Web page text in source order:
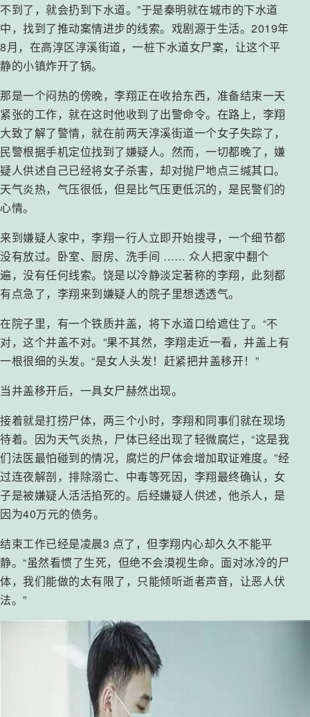
不到了，就会扔到下水道。”于是秦明就在城市的下水道
中，找到了推动案情进步的线索。戏剧源于生活。2019年
8月，在高淳区淳溪街道，一桩下水道女尸案，让这个平
静的小镇炸开了锅。
那是一个闷热的傍晚，李翔正在收拾东西，准备结束一天
紧张的工作，就在这时他收到了出警命令。在路上，李翔
大致了解了警情，就在前两天淳溪街道一个女子失踪了，
民警根据手机定位找到了嫌疑人。然而，一切都晚了，嫌
疑人供述自己已经将女子杀害，却对抛尸地点三缄其口。
天气炎热，气压很低，但是比气压更低沉的，是民警们的
心情。
来到嫌疑人家中，李翔一行人立即开始搜寻，一个细节都
没有放过。卧室、厨房、洗手间 …… 众人把家中翻个
遍，没有任何线索。饶是以冷静淡定著称的李翔，此刻都
有点急了，李翔来到嫌疑人的院子里想透透气。
在院子里，有一个铁质井盖，将下水道口给遮住了。“不
对，这个井盖不对。”果不其然，李翔走近一看，井盖上有
一根很细的头发。“是女人头发！赶紧把井盖移开！”
当井盖移开后，一具女尸赫然出现。
接着就是打捞尸体，两三个小时，李翔和同事们就在现场
待着。因为天气炎热，尸体已经出现了轻微腐烂，“这是我
们法医最怕碰到的情况，腐烂的尸体会增加取证难度。”经
过连夜解剖，排除溺亡、中毒等死因，李翔最终确认，女
子是被嫌疑人活活掐死的。后经嫌疑人供述，他杀人，是
因为40万元的债务。
结束工作已经是凌晨3 点了，但李翔内心却久久不能平
静。“虽然看惯了生死，但绝不会漠视生命。面对冰冷的尸
体，我们能做的太有限了，只能倾听逝者声音，让恶人伏
法。”